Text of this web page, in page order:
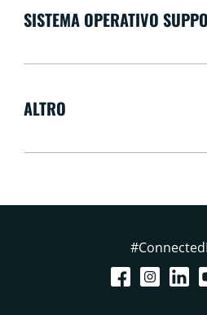
SISTEMA OPERATIVO
ALTRO